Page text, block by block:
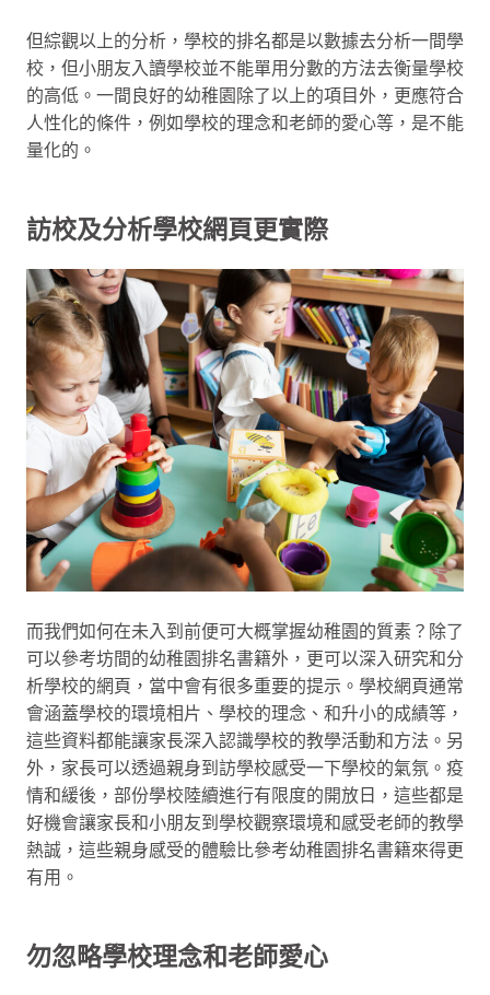
但綜觀以上的分析，學校的排名都是以數據去分析一間學
校，但小朋友入讀學校並不能單用分數的方法去衡量學校
的高低。一間良好的幼稚園除了以上的項目外，更應符合
人性化的條件，例如學校的理念和老師的愛心等，是不能
量化的。
訪校及分析學校網頁更實際
而我們如何在未入到前便可大概掌握幼稚園的質素？除了
可以參考坊間的幼稚園排名書籍外，更可以深入研究和分
析學校的網頁，當中會有很多重要的提示。學校網頁通常
會涵蓋學校的環境相片、學校的理念、和升小的成績等，
這些資料都能讓家長深入認識學校的教學活動和方法。另
外，家長可以透過親身到訪學校感受一下學校的氣氛。疫
情和緩後，部份學校陸續進行有限度的開放日，這些都是
好機會讓家長和小朋友到學校觀察環境和感受老師的教學
熱誠，這些親身感受的體驗比參考幼稚園排名書籍來得更
有用。
勿忽略學校理念和老師愛心